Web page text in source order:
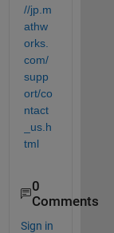
//jp.m
athw
orks.
com/
supp
ort/co
ntact
_us.h
tml
0
Comments
Sign in